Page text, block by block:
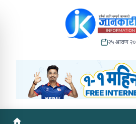
२५ श्रावण